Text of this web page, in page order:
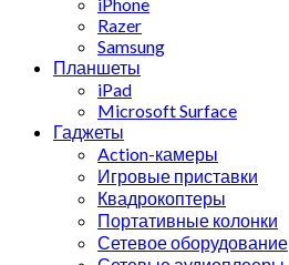
iPhone
Razer
Samsung
Планшеты
iPad
Microsoft Surface
Гаджеты
Action-камеры
Игровые приставки
Квадрокоптеры
Портативные колонки
Сетевое оборудование